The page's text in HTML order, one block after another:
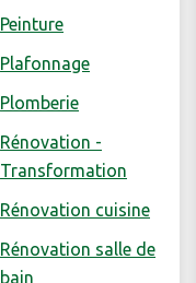
Peinture
Plafonnage
Plomberie
Rénovation -
Transformation
Rénovation cuisine
Rénovation salle de
bain